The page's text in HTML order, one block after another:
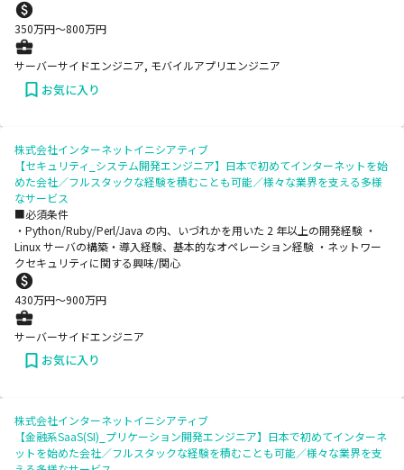
350万円〜800万円
サーバーサイドエンジニア, モバイルアプリエンジニア
お気に入り
株式会社インターネットイニシアティブ
【セキュリティ_システム開発エンジニア】日本で初めてインターネットを始
めた会社／フルスタックな経験を積むことも可能／様々な業界を支える多様
なサービス
■必須条件
・Python/Ruby/Perl/Java の内、いづれかを用いた 2 年以上の開発経験 ・
Linux サーバの構築・導入経験、基本的なオペレーション経験 ・ネットワー
クセキュリティに関する興味/関心
430万円〜900万円
サーバーサイドエンジニア
お気に入り
株式会社インターネットイニシアティブ
【金融系SaaS(SI)_プリケーション開発エンジニア】日本で初めてインターネ
ットを始めた会社／フルスタックな経験を積むことも可能／様々な業界を支